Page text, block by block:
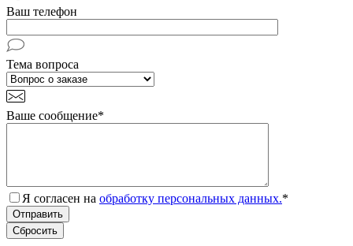
Ваш телефон
Тема вопроса
Ваше сообщение*
Я согласен на обработку персональных данных.*